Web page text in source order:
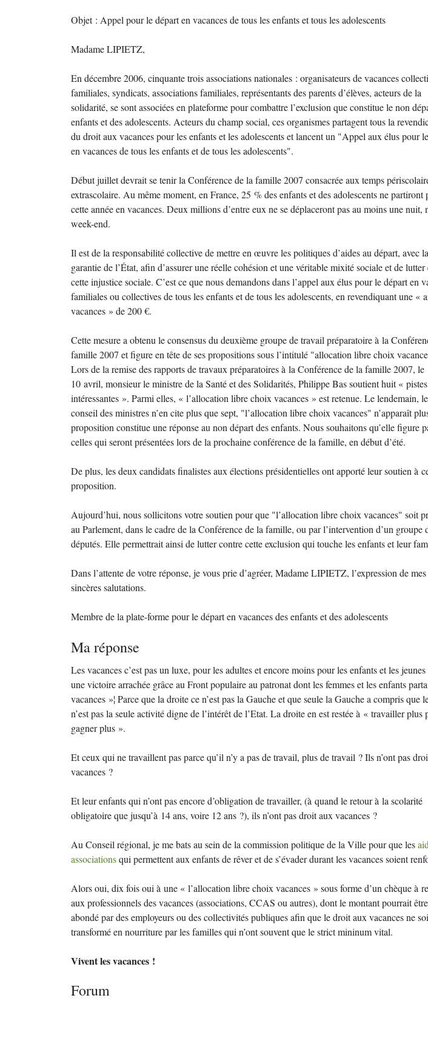
Objet : Appel pour le départ en vacances de tous les enfants et tous les adolescents
MadameLIPIETZ,
En décembre 2006, cinquante trois associations nationales : organisateurs de vacances
familiales, syndicats, associations familiales, représentants des parents d’élèves, acteurs de la
solidarité, se sont associées en plateforme pour combattre l’exclusion que constitue le non
enfants et des adolescents. Acteurs du champ social, ces organismes partagent tous la
du droit aux vacances pour les enfants et les adolescents et lancent un "Appel aux élus pour
en vacances de tous les enfants et de tous les adolescents".
Début juillet devrait se tenir la Conférence de la famille 2007 consacrée aux temps
extrascolaire. Au même moment, en France, 25 % des enfants et des adolescents ne partiront
cette année en vacances. Deux millions d’entre eux ne se déplaceront pas au moins une nuit,
week-end.
Il est de la responsabilité collective de mettre en œuvre les politiques d’aides au départ, avec la
garantie de l’État, afin d’assurer une réelle cohésion et une véritable mixité sociale et de lutter
cette injustice sociale. C’est ce que nous demandons dans l’appel aux élus pour le départ en
familiales ou collectives de tous les enfants et de tous les adolescents, en revendiquant une «
vacances » de 200 €.
Cette mesure a obtenu le consensus du deuxième groupe de travail préparatoire à la
famille 2007 et figure en tête de ses propositions sous l’intitulé "allocation libre choix
Lors de la remise des rapports de travaux préparatoires à la Conférence de la famille 2007, le
10 avril, monsieur le ministre de la Santé et des Solidarités, Philippe Bas soutient huit « pistes
intéressantes ». Parmi elles, « l’allocation libre choix vacances » est retenue. Le lendemain, le
conseil des ministres n’en cite plus que sept, "l’allocation libre choix vacances" n’apparaît
proposition constitue une réponse au non départ des enfants. Nous souhaitons qu’elle figure
celles qui seront présentées lors de la prochaine conférence de la famille, en début d’été.
De plus, les deux candidats finalistes aux élections présidentielles ont apporté leur soutien à
proposition.
Aujourd’hui, nous sollicitons votre soutien pour que "l’allocation libre choix vacances" soit
au Parlement, dans le cadre de la Conférence de la famille, ou par l’intervention d’un groupe
députés. Elle permettrait ainsi de lutter contre cette exclusion qui touche les enfants et leur
Dans l’attente de votre réponse, je vous prie d’agréer, MadameLIPIETZ, l’expression de mes
sincères salutations.
Membre de la plate-forme pour le départ en vacances des enfants et des adolescents
Ma réponse
Les vacances c’est pas un luxe, pour les adultes et encore moins pour les enfants et les jeunes
une victoire arrachée grâce au Front populaire au patronat dont les femmes et les enfants
vacances »¦ Parce que la droite ce n’est pas la Gauche et que seule la Gauche a compris que
n’est pas la seule activité digne de l’intérêt de l’Etat. La droite en est restée à « travailler plus
gagner plus ».
Et ceux qui ne travaillent pas parce qu’il n’y a pas de travail, plus de travail ? Ils n’ont pas
vacances ?
Et leur enfants qui n’ont pas encore d’obligation de travailler, (à quand le retour à la scolarité
obligatoire que jusqu’à 14 ans, voire 12 ans ?), ils n’ont pas droit aux vacances ?
Au Conseil régional, je me bats au sein de la commission politique de la Ville pour que les
associationsqui permettent aux enfants de rêver et de s’évader durant les vacances soient
Alors oui, dix fois oui à une « l’allocation libre choix vacances » sous forme d’un chèque à
aux professionnels des vacances (associations, CCAS ou autres), dont le montant pourrait être
abondé par des employeurs ou des collectivités publiques afin que le droit aux vacances ne
transformé en nourriture par les familles qui n’ont souvent que le strict mininum vital.
Vivent les vacances !
Forum